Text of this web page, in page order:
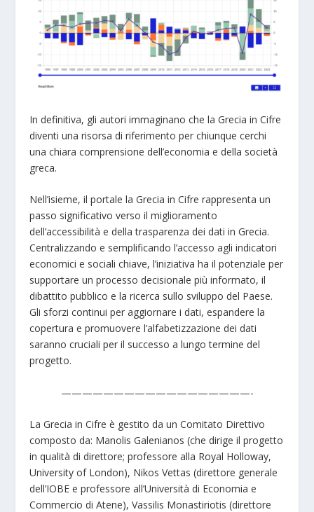
In definitiva, gli autori immaginano che la Grecia in Cifre
diventi una risorsa di riferimento per chiunque cerchi
una chiara comprensione dell’economia e della società
greca.
Nell’isieme, il portale la Grecia in Cifre rappresenta un
passo significativo verso il miglioramento
dell’accessibilità e della trasparenza dei dati in Grecia.
Centralizzando e semplificando l’accesso agli indicatori
economici e sociali chiave, l’iniziativa ha il potenziale per
supportare un processo decisionale più informato, il
dibattito pubblico e la ricerca sullo sviluppo del Paese.
Gli sforzi continui per aggiornare i dati, espandere la
copertura e promuovere l’alfabetizzazione dei dati
saranno cruciali per il successo a lungo termine del
progetto.
——————————————————-
La Grecia in Cifre è gestito da un Comitato Direttivo
composto da: Manolis Galenianos (che dirige il progetto
in qualità di direttore; professore alla Royal Holloway,
University of London), Nikos Vettas (direttore generale
dell’IOBE e professore all’Università di Economia e
Commercio di Atene), Vassilis Monastiriotis (direttore